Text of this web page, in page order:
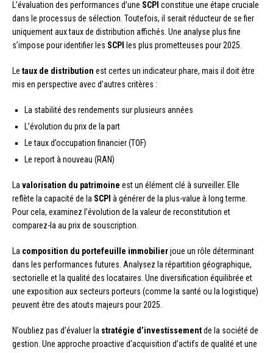
L’évaluation des performances d’une SCPI constitue une étape cruciale
dans le processus de sélection. Toutefois, il serait réducteur de se fier
uniquement aux taux de distribution affichés. Une analyse plus fine
s’impose pour identifier les SCPI les plus prometteuses pour 2025.
Le taux de distribution est certes un indicateur phare, mais il doit être
mis en perspective avec d’autres critères :
La stabilité des rendements sur plusieurs années
L’évolution du prix de la part
Le taux d’occupation financier (TOF)
Le report à nouveau (RAN)
La valorisation du patrimoine est un élément clé à surveiller. Elle
reflète la capacité de la SCPI à générer de la plus-value à long terme.
Pour cela, examinez l’évolution de la valeur de reconstitution et
comparez-la au prix de souscription.
La composition du portefeuille immobilierjoue un rôle déterminant
dans les performances futures. Analysez la répartition géographique,
sectorielle et la qualité des locataires. Une diversification équilibrée et
une exposition aux secteurs porteurs (comme la santé ou la logistique)
peuvent être des atouts majeurs pour 2025.
N’oubliez pas d’évaluer la stratégie d’investissementde la société de
gestion. Une approche proactive d’acquisition d’actifs de qualité et une